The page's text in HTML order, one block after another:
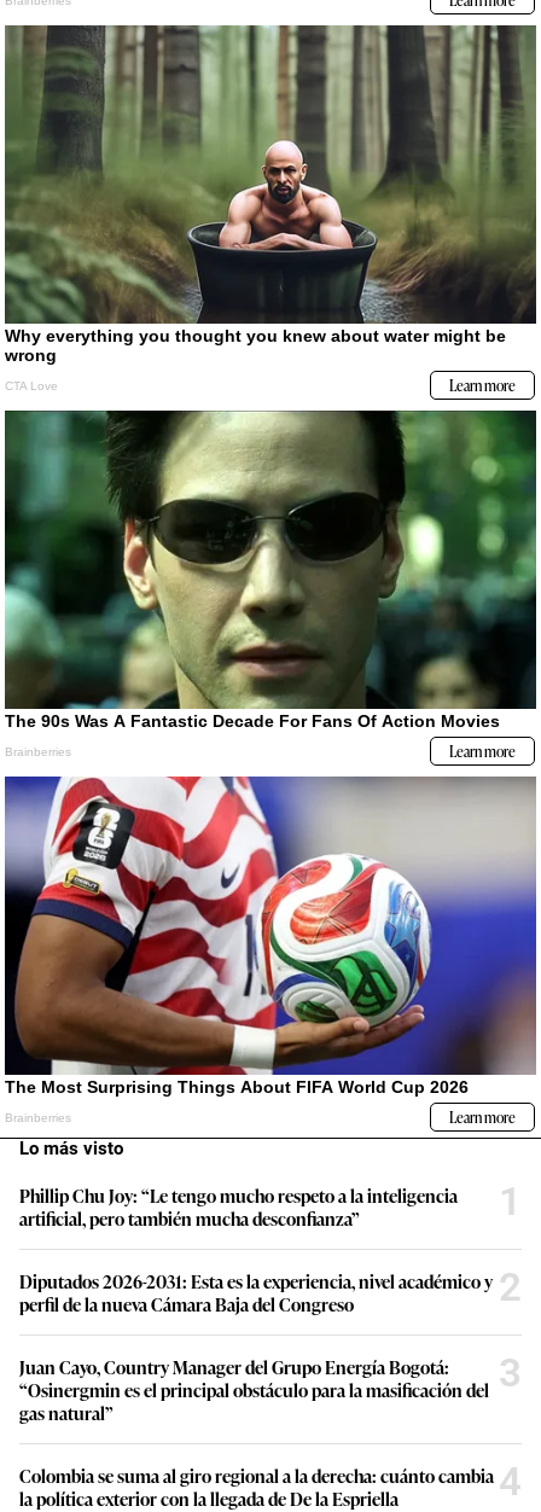
Lo más visto
Phillip Chu Joy: “Le tengo mucho respeto a la inteligencia
artificial, pero también mucha desconfianza”
1
Diputados 2026-2031: Esta es la experiencia, nivel académico y
perfil de la nueva Cámara Baja del Congreso
2
Juan Cayo, Country Manager del Grupo Energía Bogotá:
“Osinergmin es el principal obstáculo para la masificación del
gas natural”
3
Colombia se suma al giro regional a la derecha: cuánto cambia
la política exterior con la llegada de De la Espriella
4